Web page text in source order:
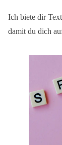
Ich biete dir
damit du dich